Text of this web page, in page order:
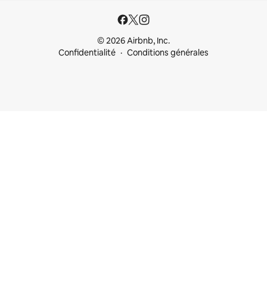
© 2026 Airbnb, Inc.
Confidentialité
Conditions générales